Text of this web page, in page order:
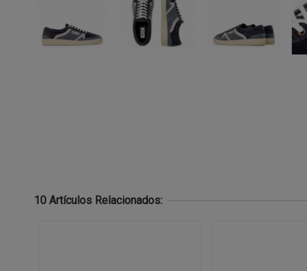
10 Artículos Relacionados: